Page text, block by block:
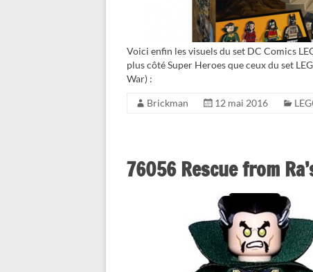
Voici enfin les visuels du set DC Comics
plus côté Super Heroes que ceux du set
War) :
Brickman 12 mai 2016
76056 Rescue from